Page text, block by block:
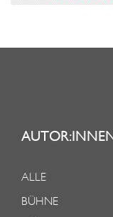
ALLE
BÜHNE